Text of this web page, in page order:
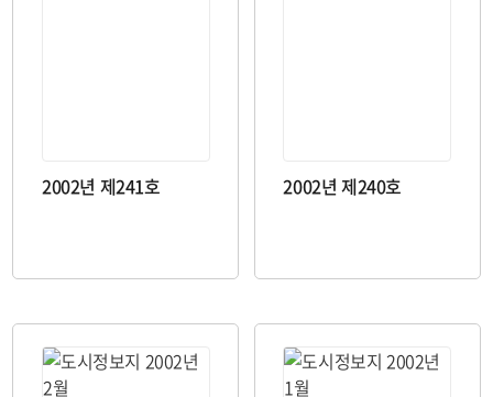
2002년 제241호 2002년 제240호